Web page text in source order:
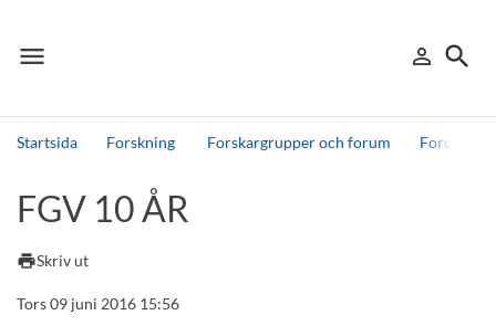
menu
Meny person_outline
Logga in
search
Sök
Startsida Forskning Forskargrupper och forum Forum för
Andra söktjänster
Detta är vår testmiljö - endast testdata
FGV 10 ÅR
printSkriv ut
Tors 09 juni 2016 15:56